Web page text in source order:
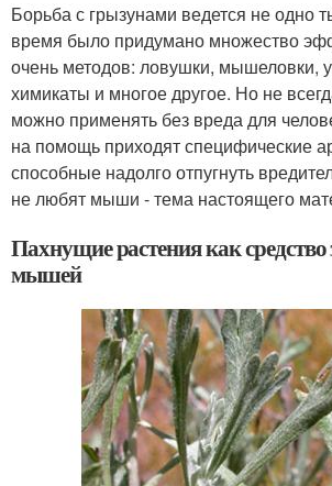
Борьба с грызунами ведется не одно
время было придумано множество
очень методов: ловушки, мышеловки,
химикаты и многое другое. Но не
можно применять без вреда для
на помощь приходят специфические
способные надолго отпугнуть
не любят мыши - тема настоящего
Пахнущие растения как
мышей